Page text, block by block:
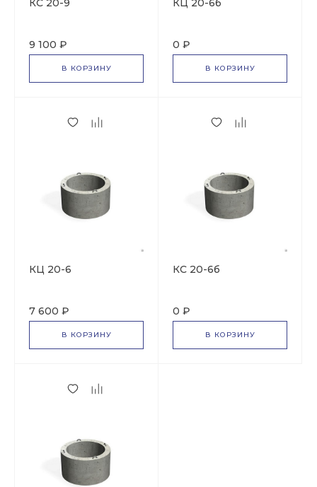
КС 20-9
9 100 ₽
В КОРЗИНУ
КЦ 20-6б
0 ₽
В КОРЗИНУ
КЦ 20-6
7 600 ₽
В КОРЗИНУ
КС 20-6б
0 ₽
В КОРЗИНУ